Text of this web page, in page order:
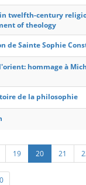
twelfth-century
of theology
de Sainte Sophie
hommage à
de la philosophie
19 20 21